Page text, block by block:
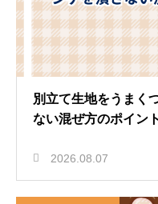
別立て生地をうまく
ない混ぜ方のポイント
2026.08.07